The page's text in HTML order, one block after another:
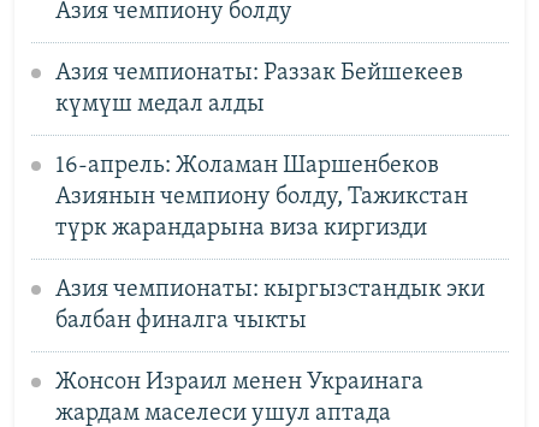
Азия чемпиону болду
Азия чемпионаты: Раззак Бейшекеев
күмүш медал алды
16-апрель: Жоламан Шаршенбеков
Азиянын чемпиону болду, Тажикстан
түрк жарандарына виза киргизди
Азия чемпионаты: кыргызстандык эки
балбан финалга чыкты
Жонсон Израил менен Украинага
жардам маселеси ушул аптада